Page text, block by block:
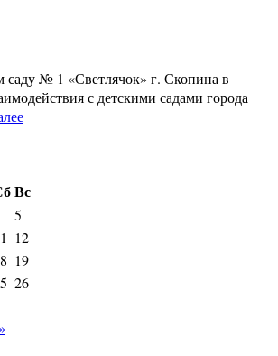
саду № 1 «Светлячок» г. Скопина в
с детскими садами города
Вс
5
12
19
26